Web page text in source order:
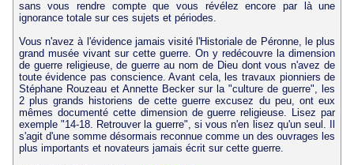
sans vous rendre compte que vous révélez encore par là une
ignorance totale sur ces sujets et périodes.
Vous n'avez à l'évidence jamais visité l'Historiale de Péronne, le plus
grand musée vivant sur cette guerre. On y redécouvre la dimension
de guerre religieuse, de guerre au nom de Dieu dont vous n'avez de
toute évidence pas conscience. Avant cela, les travaux pionniers de
Stéphane Rouzeau et Annette Becker sur la "culture de guerre", les
2 plus grands historiens de cette guerre excusez du peu, ont eux
mêmes documenté cette dimension de guerre religieuse. Lisez par
exemple "14-18. Retrouver la guerre", si vous n'en lisez qu'un seul. Il
s'agit d'une somme désormais reconnue comme un des ouvrages les
plus importants et novateurs jamais écrit sur cette guerre.